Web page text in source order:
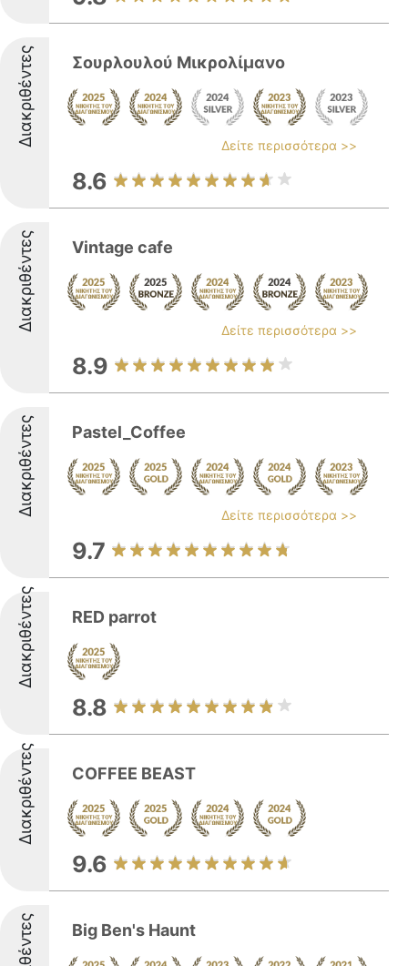
Διακριθέντες Σουρλουλού Μικρολίμανο
Δείτε περισσότερα >>
8.6
Διακριθέντες Vintage cafe
Δείτε περισσότερα >>
8.9
Διακριθέντες Pastel_Coffee
Δείτε περισσότερα >>
9.7
Διακριθέντες RED parrot
8.8
Διακριθέντες COFFEE BEAST
9.6
Big Ben's Haunt